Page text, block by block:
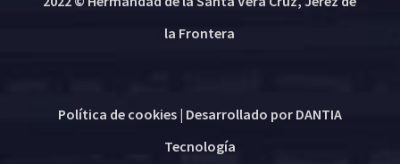
la Frontera
Política de cookies| Desarrollado por DANTIA
Tecnología